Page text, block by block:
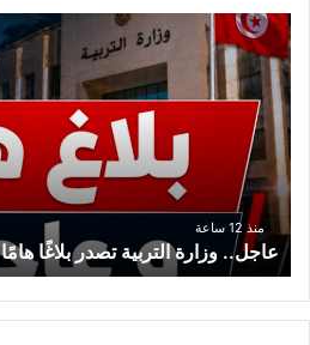
عاجل..
وزارة
التربية
تصدر
بلاغًا
هامًا
منذ 12 ساعة
عاجل.. وزارة التربية تصدر بلاغًا هامًا